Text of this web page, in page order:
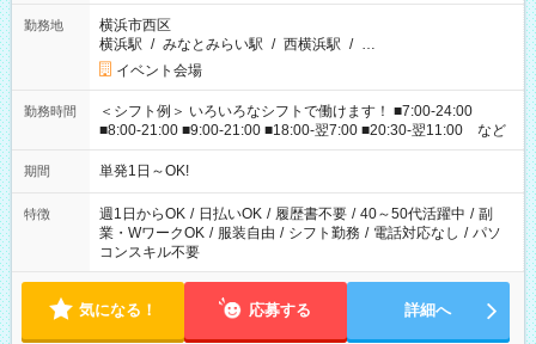
勤務地
横浜市西区
横浜駅 / みなとみらい駅 / 西横浜駅 / …
イベント会場
勤務時間
＜シフト例＞ いろいろなシフトで働けます！ ■7:00-24:00
■8:00-21:00 ■9:00-21:00 ■18:00-翌7:00 ■20:30-翌11:00 など
期間 単発1日～OK!
特徴 週1日からOK / 日払いOK / 履歴書不要 / 40～50代活躍中 / 副
業・WワークOK / 服装自由 / シフト勤務 / 電話対応なし / パソ
コンスキル不要
気になる！ 応募する 詳細へ